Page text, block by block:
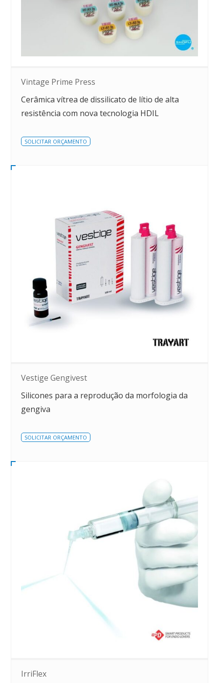
Vintage Prime Press
Cerâmica vítrea de dissilicato de lítio de alta
resistência com nova tecnologia HDIL
SOLICITAR ORÇAMENTO
Vestige Gengivest
Silicones para a reprodução da morfologia da
gengiva
SOLICITAR ORÇAMENTO
IrriFlex